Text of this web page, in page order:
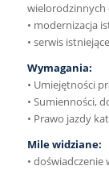
wielorodzinnych
• modernizacja
• serwis
Wymagania:
• Umiejętności
• Sumienności,
• Prawo jazdy
Mile widziane:
• doświadczenie